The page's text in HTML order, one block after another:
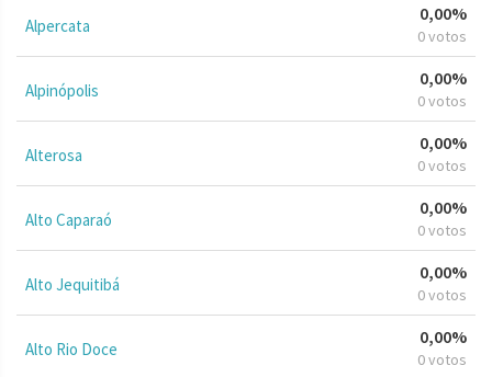
Alpercata
0,00%
0 votos
Alpinópolis
0,00%
0 votos
Alterosa
0,00%
0 votos
Alto Caparaó
0,00%
0 votos
Alto Jequitibá
0,00%
0 votos
Alto Rio Doce
0,00%
0 votos